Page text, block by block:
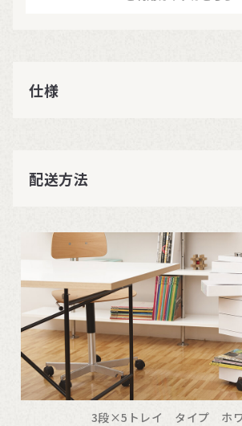
仕様
配送方法
3段×5トレイ タイプ ホ